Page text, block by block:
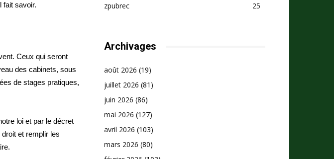
fait savoir.
Ceux qui seront
des cabinets, sous
de stages pratiques,
loi et par le décret
et remplir les
zpubrec
25
Archivages
août 2026 (19)
juillet 2026 (81)
juin 2026 (86)
mai 2026 (127)
avril 2026 (103)
mars 2026 (80)